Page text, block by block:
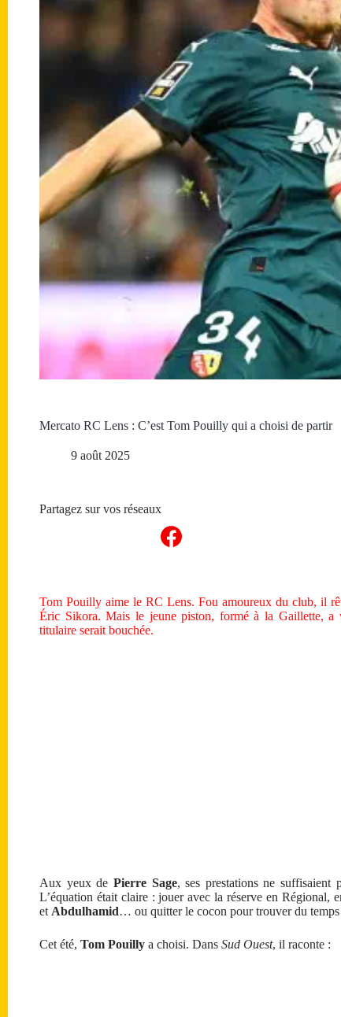
Mercato RC Lens : C’est Tom Pouilly qui a choisi de partir
9 août 2025
Partagez sur vos réseaux
Tom Pouilly aime le RC Lens. Fou amoureux du club, il
Éric Sikora. Mais le jeune piston, formé à la Gaillette, a
titulaire serait bouchée.
Aux yeux de Pierre Sage, ses prestations ne suffisaient
L’équation était claire : jouer avec la réserve en Régional,
et Abdulhamid… ou quitter le cocon pour trouver du temps
Cet été, Tom Pouilly a choisi. Dans Sud Ouest, il raconte :